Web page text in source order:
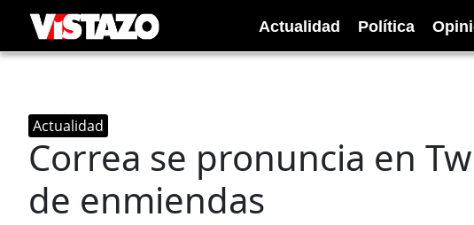
Actualidad Política
Actualidad
Correa se pronuncia en
de enmiendas